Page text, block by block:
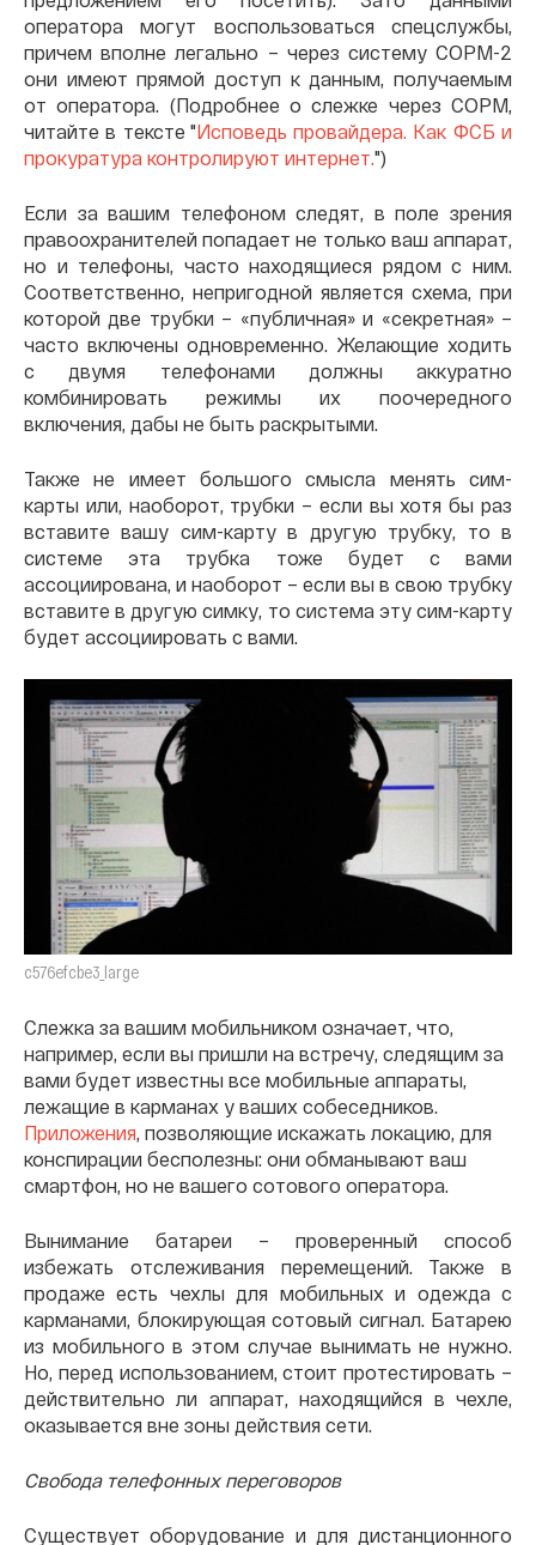
оператора могут воспользоваться спецслужбы,
причем вполне легально – через систему СОРМ-2
они имеют прямой доступ к данным, получаемым
от оператора. (Подробнее о слежке через СОРМ,
читайте в тексте "Исповедь провайдера. Как ФСБ и
прокуратура контролируют интернет.")
Если за вашим телефоном следят, в поле зрения
правоохранителей попадает не только ваш аппарат,
но и телефоны, часто находящиеся рядом с ним.
Соответственно, непригодной является схема, при
которой две трубки – «публичная» и «секретная» –
часто включены одновременно. Желающие ходить
с двумя телефонами должны аккуратно
комбинировать режимы их поочередного
включения, дабы не быть раскрытыми.
Также не имеет большого смысла менять сим-
карты или, наоборот, трубки – если вы хотя бы раз
вставите вашу сим-карту в другую трубку, то в
системе эта трубка тоже будет с вами
ассоциирована, и наоборот – если вы в свою трубку
вставите в другую симку, то система эту сим-карту
будет ассоциировать с вами.
c576efcbe3_large
Слежка за вашим мобильником означает, что,
например, если вы пришли на встречу, следящим за
вами будет известны все мобильные аппараты,
лежащие в карманах у ваших собеседников.
Приложения , позволяющие искажать локацию, для
конспирации бесполезны: они обманывают ваш
смартфон, но не вашего сотового оператора.
Вынимание батареи – проверенный способ
избежать отслеживания перемещений. Также в
продаже есть чехлы для мобильных и одежда с
карманами, блокирующая сотовый сигнал. Батарею
из мобильного в этом случае вынимать не нужно.
Но, перед использованием, стоит протестировать –
действительно ли аппарат, находящийся в чехле,
оказывается вне зоны действия сети.
Свобода телефонных переговоров
Существует оборудование и для дистанционного